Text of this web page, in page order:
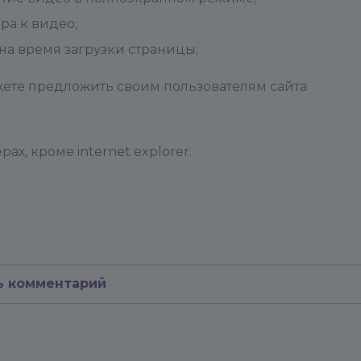
к видео;
время загрузки страницы;
предложить своим пользователям сайта
кроме internet explorer.
комментарий